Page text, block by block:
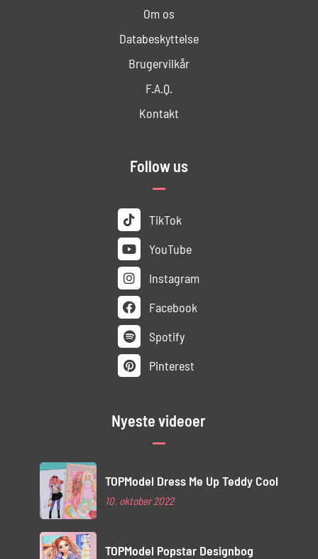
Om os
Databeskyttelse
Brugervilkår
F.A.Q.
Kontakt
Follow us
TikTok
YouTube
Instagram
Facebook
Spotify
Pinterest
Nyeste videoer
TOPModel Dress Me Up Teddy Cool
10. oktober 2022
TOPModel Popstar Designbog